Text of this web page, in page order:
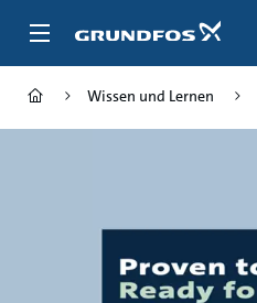
Inhalt
Wissen und Lernen